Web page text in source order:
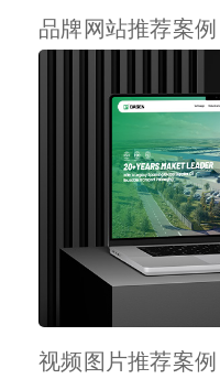
品牌网站推荐案例
视频图片推荐案例